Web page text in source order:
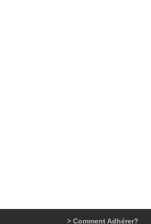
> Comment Adhérer?